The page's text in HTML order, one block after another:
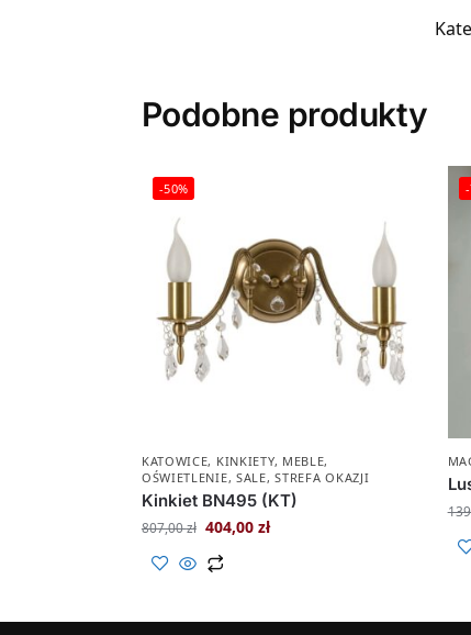
Podobne produkty
-50%
KATOWICE, KINKIETY, MEBLE,
OŚWIETLENIE, SALE,STREFA OKAZJI
Kinkiet BN495 (KT)
807,00zł 404,00 zł